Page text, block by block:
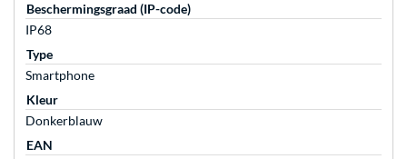
Beschermingsgraad (IP-code)
IP68
Type
Smartphone
Kleur
Donkerblauw
EAN